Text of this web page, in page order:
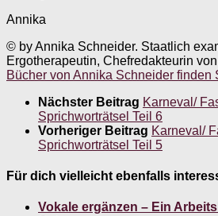
Annika
© by Annika Schneider. Staatlich
Ergotherapeutin, Chefredakteurin
Bücher von Annika Schneider finden
Nächster Beitrag Karneval/
Sprichworträtsel Teil 6
Vorheriger Beitrag Karneval/
Sprichworträtsel Teil 5
Für dich vielleicht ebenfalls
Vokale ergänzen – Ein